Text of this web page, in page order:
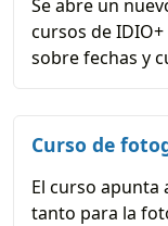
Se abre un
cursos de IDIO+
sobre fechas y
Curso de
El curso
tanto para la